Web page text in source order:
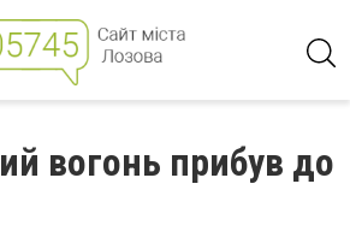
вогонь прибув до